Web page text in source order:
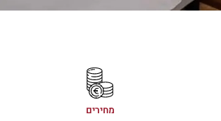
מחירים